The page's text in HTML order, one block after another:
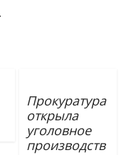
Прокуратура
открыла
уголовное
производств